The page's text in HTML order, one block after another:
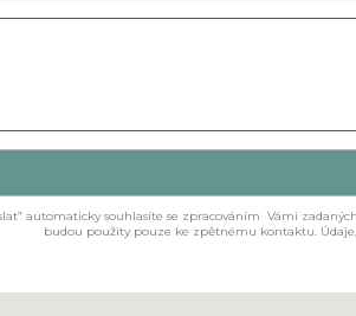
automaticky souhlasíte se zpracováním Vámi
budou použity pouze ke zpětnému kontaktu.